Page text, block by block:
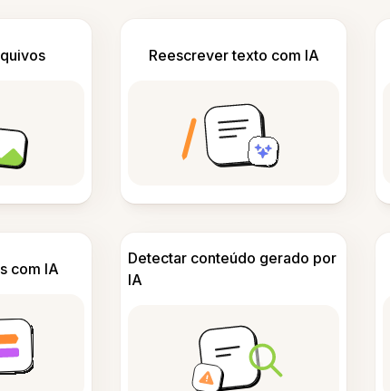
Reescrever texto com IA
com IA
Detectar conteúdo gerado por
IA